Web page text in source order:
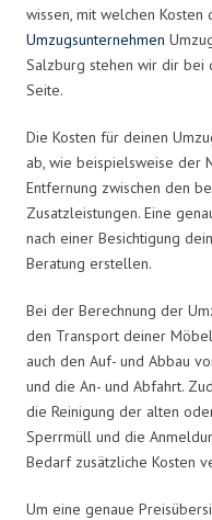
wissen, mit welchen Kosten
Umzugsunternehmen
Salzburg stehen wir dir bei
Seite.
Die Kosten für deinen
ab, wie beispielsweise der
Entfernung zwischen den
Zusatzleistungen. Eine
nach einer Besichtigung
Beratung erstellen.
Bei der Berechnung der
den Transport deiner
auch den Auf- und Abbau
und die An- und Abfahrt.
die Reinigung der alten
Sperrmüll und die
Bedarf zusätzliche Kosten
Um eine genaue